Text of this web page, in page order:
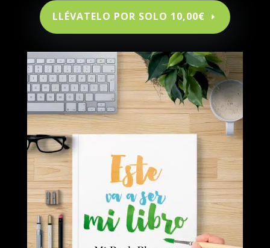
LLÉVATELO POR SOLO 10,00€